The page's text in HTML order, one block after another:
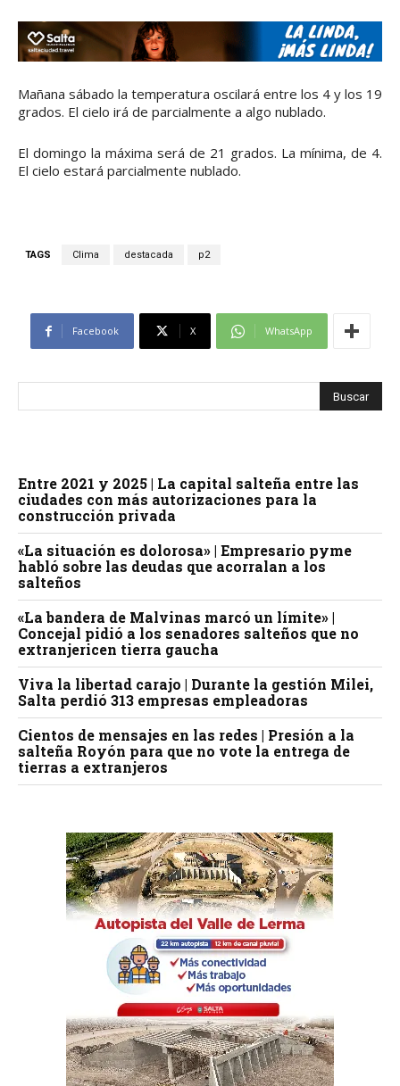
Mañana sábado la temperatura oscilará entre los 4 y los 19
grados. El cielo irá de parcialmente a algo nublado.
El domingo la máxima será de 21 grados. La mínima, de 4.
El cielo estará parcialmente nublado.
TAGS Clima destacada p2
Facebook X WhatsApp
Entre 2021 y 2025 | La capital salteña entre las
ciudades con más autorizaciones para la
construcción privada
«La situación es dolorosa» | Empresario pyme
habló sobre las deudas que acorralan a los
salteños
«La bandera de Malvinas marcó un límite» |
Concejal pidió a los senadores salteños que no
extranjericen tierra gaucha
Viva la libertad carajo | Durante la gestión Milei,
Salta perdió 313 empresas empleadoras
Cientos de mensajes en las redes | Presión a la
salteña Royón para que no vote la entrega de
tierras a extranjeros